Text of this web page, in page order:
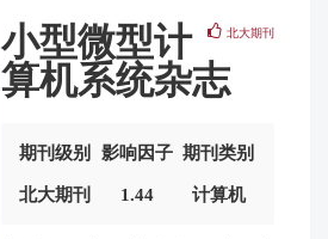
北大期刊
小型微型计
算机系统杂志
期刊级别
北大期刊
影响因子
1.44
期刊类别
计算机